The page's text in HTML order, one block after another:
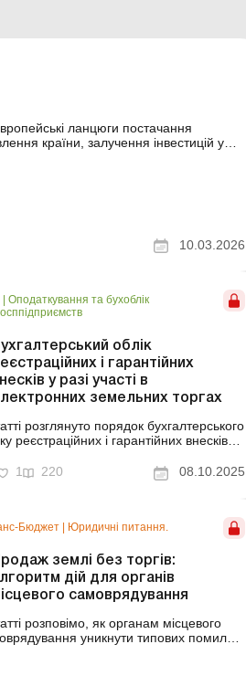
ланцюги постачання
країни, залучення інвестицій у
10.03.2026
Оподаткування та бухоблік
облік
і гарантійних
у разі участі в
земельних торгах
розглянуто порядок бухгалтерського
реєстраційних і гарантійних внесків
торгах. Підприємство бере
в електронних торгах із суборенди
Для бухгалт...
1 220 08.10.2025
Бюджет | Юридичні питання.
землі без торгів:
дій для органів
самоврядування
розповімо, як органам місцевого
уникнути типових помилок